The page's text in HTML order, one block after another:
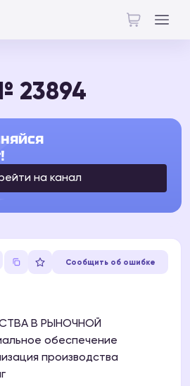
23894
на канал
Сообщить об ошибке
В РЫНОЧНОЙ
обеспечение
производства